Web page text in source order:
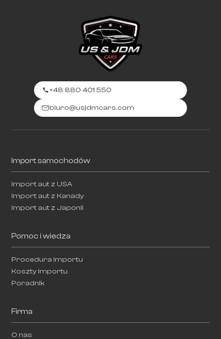
+48 880 401 550
biuro@usjdmcars.com
Import samochodów
Import aut z USA
Import aut z Kanady
Import aut z Japonii
Pomoc i wiedza
Procedura importu
Koszty importu
Poradnik
Firma
O nas